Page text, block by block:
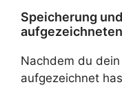
Speicherung
Nachdem du
aufgezeichnet